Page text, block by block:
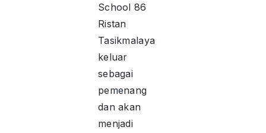
School 86
Ristan
Tasikmalaya
keluar
sebagai
pemenang
dan akan
menjadi